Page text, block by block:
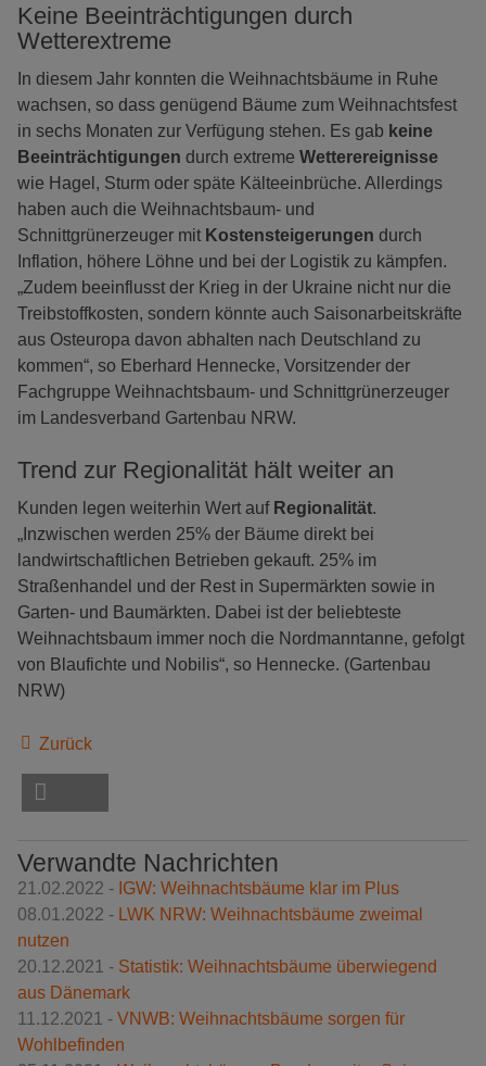
Keine Beeinträchtigungen durch
Wetterextreme
In diesem Jahr konnten die Weihnachtsbäume in Ruhe
wachsen, so dass genügend Bäume zum Weihnachtsfest
in sechs Monaten zur Verfügung stehen. Es gab keine
Beeinträchtigungen durch extreme Wetterereignisse
wie Hagel, Sturm oder späte Kälteeinbrüche. Allerdings
haben auch die Weihnachtsbaum- und
Schnittgrünerzeuger mit Kostensteigerungen durch
Inflation, höhere Löhne und bei der Logistik zu kämpfen.
„Zudem beeinflusst der Krieg in der Ukraine nicht nur die
Treibstoffkosten, sondern könnte auch Saisonarbeitskräfte
aus Osteuropa davon abhalten nach Deutschland zu
kommen“, so Eberhard Hennecke, Vorsitzender der
Fachgruppe Weihnachtsbaum- und Schnittgrünerzeuger
im Landesverband Gartenbau NRW.
Trend zur Regionalität hält weiter an
Kunden legen weiterhin Wert auf Regionalität.
„Inzwischen werden 25% der Bäume direkt bei
landwirtschaftlichen Betrieben gekauft. 25% im
Straßenhandel und der Rest in Supermärkten sowie in
Garten- und Baumärkten. Dabei ist der beliebteste
Weihnachtsbaum immer noch die Nordmanntanne, gefolgt
von Blaufichte und Nobilis“, so Hennecke. (Gartenbau
NRW)
Zurück
Verwandte Nachrichten
21.02.2022 - IGW: Weihnachtsbäume klar im Plus
08.01.2022 - LWK NRW: Weihnachtsbäume zweimal
nutzen
20.12.2021 - Statistik: Weihnachtsbäume überwiegend
aus Dänemark
11.12.2021 - VNWB: Weihnachtsbäume sorgen für
Wohlbefinden